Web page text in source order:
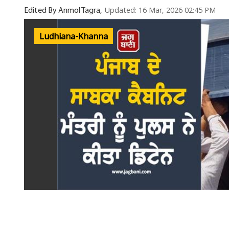
Edited By Anmol Tagra, Updated: 16 Mar, 2026 02:45 PM
Ludhiana-Khanna